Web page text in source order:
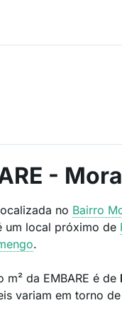
-
no Bairro
um local próximo de
.
m² da EMBARE é de
variam em torno de